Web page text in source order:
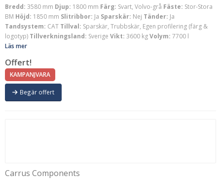
Bredd: 3580 mm Djup: 1800 mm Färg: Svart, Volvo-grå Fäste: Stor-Stora
BM Höjd: 1850 mm Slitribbor: Ja Sparskär: Nej Tänder: Ja
Tandsystem: CAT Tillval: Sparskär, Trubbskär, Egen profilering (färg &
logotyp) Tillverkningsland: Sverige Vikt: 3600 kgVolym: 7700 l
Läs mer
Offert!
KAMPANJVARA
Begär offert
Carrus Components